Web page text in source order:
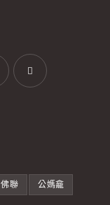
佛聯 公媽龕